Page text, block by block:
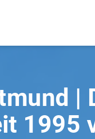
|
1995